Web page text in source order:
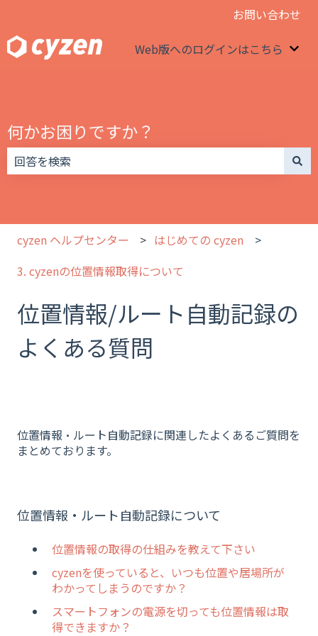
お問い合わせ
Web版へのログインはこちら
何かお困りですか？
cyzen ヘルプセンター
はじめての cyzen
3. cyzenの位置情報取得について
位置情報/ルート自動記録の
よくある質問
位置情報・ルート自動記録に関連したよくあるご質問を
まとめております。
位置情報・ルート自動記録について
位置情報の取得の仕組みを教えて下さい
cyzenを使っていると、いつも位置や居場所が
わかってしまうのですか？
スマートフォンの電源を切っても位置情報は取
得できますか？